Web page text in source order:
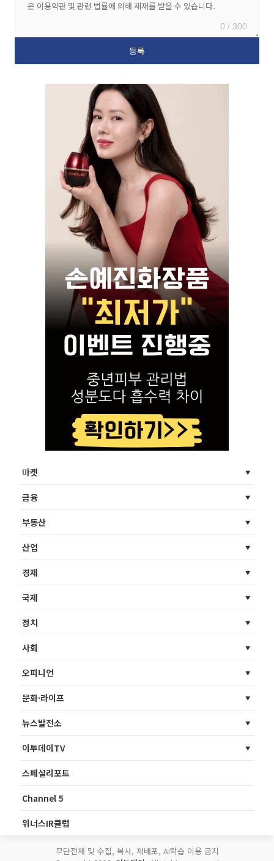
0 / 300
마켓
금융
부동산
산업
경제
국제
정치
사회
오피니언
문화·라이프
뉴스발전소
이투데이TV
스페셜리포트
Channel 5
위너스IR클럽
무단전재 및 수집, 복사, 재배포, AI학습 이용 금지